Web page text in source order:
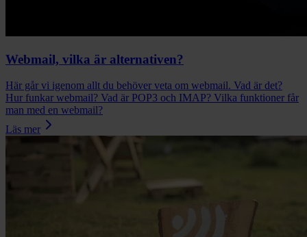
Webmail, vilka är alternativen?
Här går vi igenom allt du behöver veta om webmail. Vad är det?
Hur funkar webmail? Vad är POP3 och IMAP? Vilka funktioner får
man med en webmail?
Läs mer